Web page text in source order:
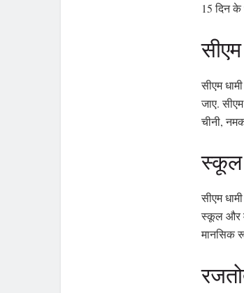
15 दिन के
सीएम
जाए.
चीनी,
स्कूल
सीएम
स्कूल और
मानसिक